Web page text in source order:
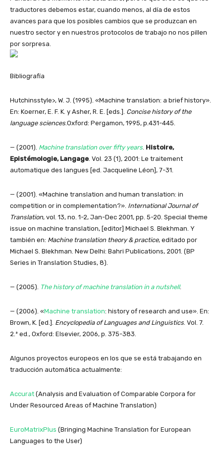
traductores debemos estar, cuando menos, al día de estos
avances para que los posibles cambios que se produzcan en
nuestro sector y en nuestros protocolos de trabajo no nos pillen
por sorpresa.
Bibliografía
Hutchinsstyle>, W. J. (1995). «Machine translation: a brief history».
En: Koerner, E. F. K. y Asher, R. E. [eds.]. Concise history of the
language sciences .Oxford: Pergamon, 1995, p.431-445.
— (2001). Machine translation over fifty years Histoire,
Epistémologie, Langage . Vol. 23 (1), 2001: Le traitement
automatique des langues [ed. Jacqueline Léon], 7-31.
— (2001). «Machine translation and human translation: in
competition or in complementation?». International Journal of
Translation, vol. 13, no. 1-2, Jan-Dec 2001, pp. 5-20. Special theme
issue on machine translation, [editor] Michael S. Blekhman. Y
también en: Machine translation theory & practice, editado por
Michael S. Blekhman. New Delhi: Bahri Publications, 2001. (BP
Series in Translation Studies, 8).
— (2005). The history of machine translation in a nutshell.
— (2006). «Machine translation: history of research and use». En:
Brown, K. [ed.]. Encyclopedia of Languages and Linguistics . Vol. 7.
2.ª ed., Oxford: Elsevier, 2006, p. 375-383.
Algunos proyectos europeos en los que se está trabajando en
traducción automática actualmente:
Accurat (Analysis and Evaluation of Comparable Corpora for
Under Resourced Areas of Machine Translation)
EuroMatrixPlus (Bringing Machine Translation for European
Languages to the User)